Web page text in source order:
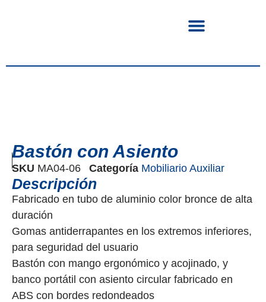
Bastón con Asiento
SKU MA04-06 Categoría Mobiliario Auxiliar
Descripción
Fabricado en tubo de aluminio color bronce de alta
duración
Gomas antiderrapantes en los extremos inferiores,
para seguridad del usuario
Bastón con mango ergonómico y acojinado, y
banco portátil con asiento circular fabricado en
ABS con bordes redondeados